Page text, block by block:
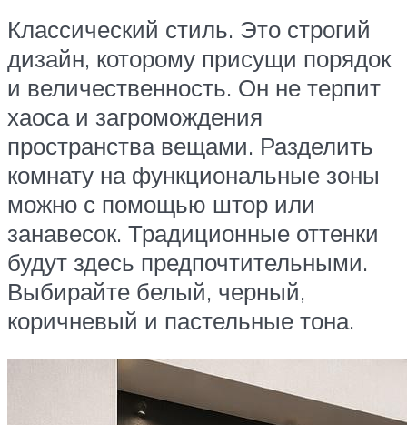
Классический стиль. Это строгий
дизайн, которому присущи порядок
и величественность. Он не терпит
хаоса и загромождения
пространства вещами. Разделить
комнату на функциональные зоны
можно с помощью штор или
занавесок. Традиционные оттенки
будут здесь предпочтительными.
Выбирайте белый, черный,
коричневый и пастельные тона.